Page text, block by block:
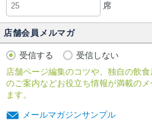
席
店舗会員メルマガ
受信する
受信しない
店舗ページ編集のコツや、独自の飲
のご案内などお役立ち情報が満載の
ます。
メールマガジンサンプル